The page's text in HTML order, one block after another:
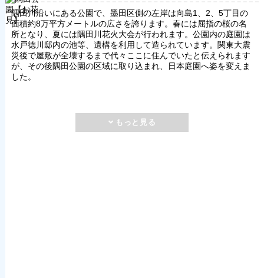
隅田川沿いにある公園で、墨田区側の左岸は向島1、2、5丁目の
面積約8万平方メートルの広さを誇ります。春には屈指の桜の名
所となり、夏には隅田川花火大会が行われます。公園内の庭園は
水戸徳川邸内の池等、遺構を利用して造られています。関東大震
災後で屋敷が全壊するまで代々ここに住んでいたと伝えられます
が、その後隅田公園の区域に取り込まれ、日本庭園へ姿を変えま
した。